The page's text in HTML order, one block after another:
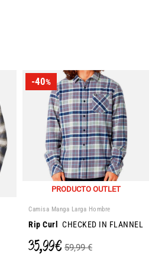
-40%
PRODUCTO OUTLET
Camisa Manga Larga Hombre
Rip Curl CHECKED IN FLANNEL
35,99 € 59,99 €